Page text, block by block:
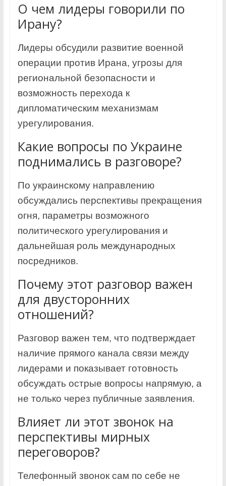
О чем лидеры говорили по
Ирану?
Лидеры обсудили развитие военной
операции против Ирана, угрозы для
региональной безопасности и
возможность перехода к
дипломатическим механизмам
урегулирования.
Какие вопросы по Украине
поднимались в разговоре?
По украинскому направлению
обсуждались перспективы прекращения
огня, параметры возможного
политического урегулирования и
дальнейшая роль международных
посредников.
Почему этот разговор важен
для двусторонних
отношений?
Разговор важен тем, что подтверждает
наличие прямого канала связи между
лидерами и показывает готовность
обсуждать острые вопросы напрямую, а
не только через публичные заявления.
Влияет ли этот звонок на
перспективы мирных
переговоров?
Телефонный звонок сам по себе не